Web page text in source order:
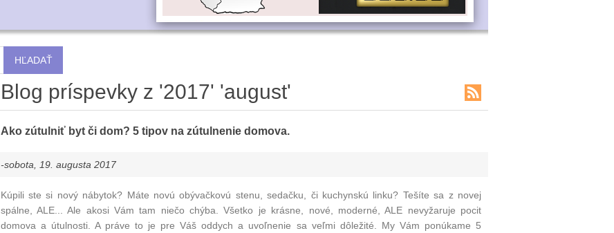
Blog príspevky z '2017' 'august'
Ako zútulniť byt či dom? 5 tipov na zútulnenie domova.
-sobota, 19. augusta 2017
Kúpili ste si nový nábytok? Máte novú obývačkovú stenu ,sedačku , či kuchynskú linku? Tešíte sa z novej
spálne , ALE... Ale akosi Vám tam niečo chýba. Všetko je krásne, nové, moderné, ALE nevyžaruje pocit
domova a útulnosti. A práve to je pre Váš oddych a uvoľnenie sa veľmi dôležité. My Vám ponúkame 5